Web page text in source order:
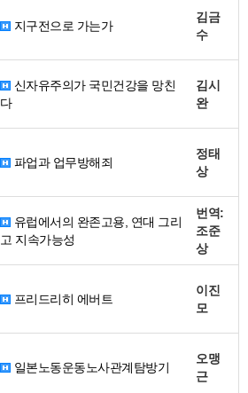
지구전으로 가는가
김금
수
신자유주의가 국민건강을 망친
다
김시
완
파업과 업무방해죄
정태
상
유럽에서의 완존고용, 연대 그리
고 지속가능성
번역:
조준
상
프리드리히 에버트
이진
모
일본노동운동노사관계탐방기
오맹
근